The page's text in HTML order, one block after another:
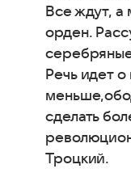
Все ждут, а
орден.
Речь идет
сделать
Троцкий.